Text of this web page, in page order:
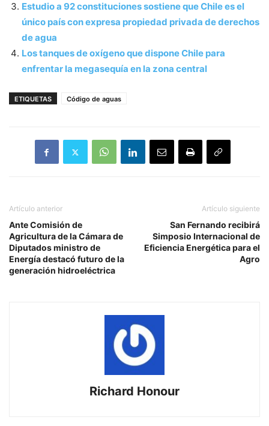
Estudio a 92 constituciones sostiene que Chile es el
único país con expresa propiedad privada de derechos
de agua
Los tanques de oxígeno que dispone Chile para
enfrentar la megasequía en la zona central
ETIQUETAS Código de aguas
Artículo anterior
Ante Comisión de
Agricultura de la Cámara de
Diputados ministro de
Energía destacó futuro de la
generación hidroeléctrica
Artículo siguiente
San Fernando recibirá
Simposio Internacional de
Eficiencia Energética para el
Agro
Richard Honour